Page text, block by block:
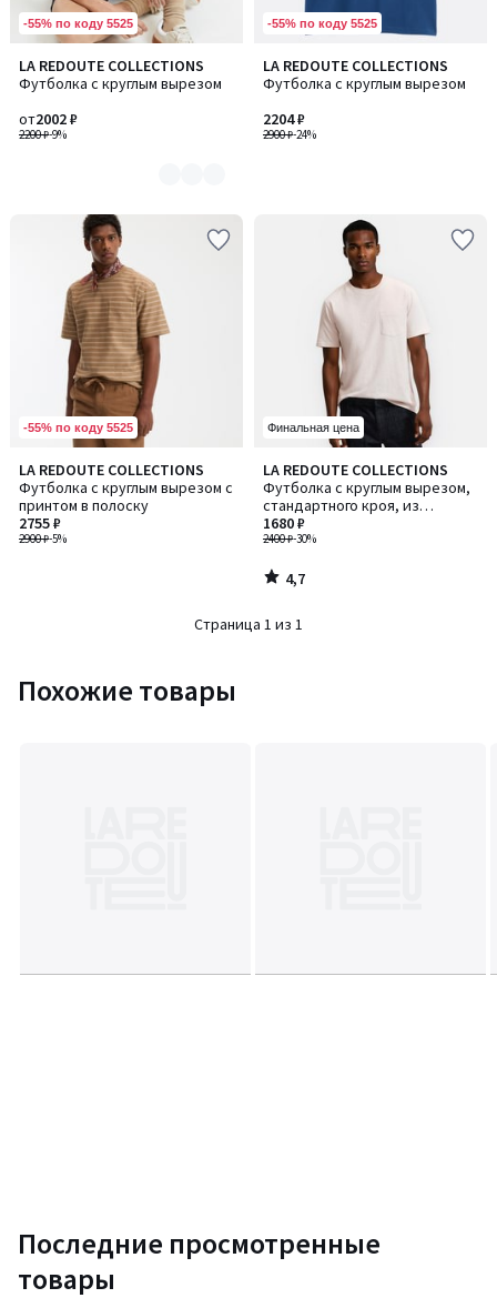
-55% по коду 5525
LA REDOUTE COLLECTIONS
Футболка с круглым вырезом
2200 ₽-9%
от2002 ₽
Количество
цветов:
-55% по коду 5525
LA REDOUTE COLLECTIONS
Футболка с круглым вырезом
2900 ₽-24%
2204 ₽
-55% по коду 5525
LA REDOUTE COLLECTIONS
Футболка с круглым вырезом с
принтом в полоску
2900 ₽-5%
2755 ₽
Финальная цена
LA REDOUTE COLLECTIONS
Футболка с круглым вырезом,
стандартного кроя, из
хлопковой ткани с
утолщениями
2400 ₽-30%
1680 ₽
4,7
/ 5
4,7
/
Страница 1 из 1
Похожие товары
Последние просмотренные
товары